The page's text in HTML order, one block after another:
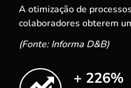
A otimização de
colaboradores obterem
(Fonte: Informa D&B)
+ 226%